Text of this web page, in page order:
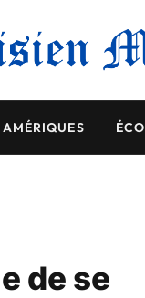
AMÉRIQUES
de se